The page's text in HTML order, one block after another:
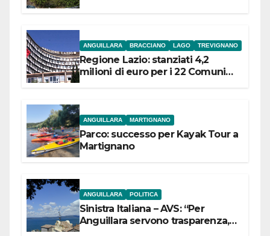
ANGUILLARA BRACCIANO LAGO TREVIGNANO
Regione Lazio: stanziati 4,2
milioni di euro per i 22 Comuni
ANGUILLARA MARTIGNANO
Parco: successo per Kayak Tour a
Martignano
ANGUILLARA POLITICA
Sinistra Italiana – AVS: “Per
Anguillara servono trasparenza,